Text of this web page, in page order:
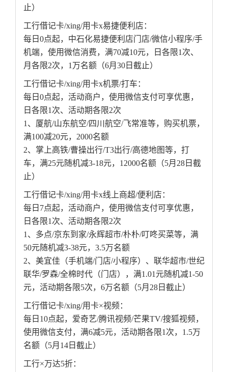
止）
工行借记卡/xing/用卡x易捷便利店：
每日0点起，中石化易捷便利店门店/微信小程序/手
机端，使用微信消费，满70减10元，日各限1次、
月各限2次，1万名额（6月30日截止）
工行借记卡/xing/用卡x机票/打车：
每日0点起，活动商户，使用微信支付可享优惠，
日各限1次、活动期各限2次
1、厦航/山东航空/四川航空/飞常准等，购买机票，
满100减20元，2000名额
2、掌上高铁/曹操出行/T3出行/高德地图等，打
车，满25元随机减3-18元，12000名额（5月28日截
止）
工行借记卡/xing/用卡x线上商超/便利店：
每日7点起，活动商户，使用微信支付可享优惠，
日各限1次、活动期各限2次
1、多点/京东到家/永辉超市/朴朴/叮咚买菜等，满
50元随机减3-38元，3.5万名额
2、美宜佳（手机端/门店/小程序）、联华超市/世纪
联华/罗森/全棉时代（门店），满1.01元随机减1-50
元，活动期各限5次，6万名额（5月28日截止）
工行借记卡/xing/用卡×视频：
每日10点起，爱奇艺/腾讯视频/芒果TV/搜狐视频，
使用微信支付，满6减5元，活动期各限1次，1.5万
名额（5月14日截止）
工行×万达5折：